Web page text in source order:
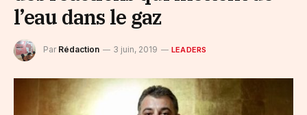
l’eau dans le gaz
Par Rédaction 3 juin, 2019 LEADERS